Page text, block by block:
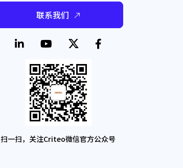
联系我们
扫一扫，关注Criteo微信官方公众号